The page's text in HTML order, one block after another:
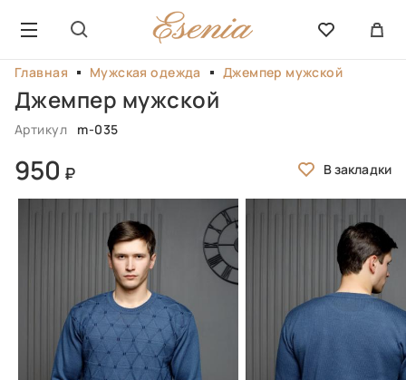
Главная Мужская одежда Джемпер мужской
Джемпер мужской
Артикул m-035
950